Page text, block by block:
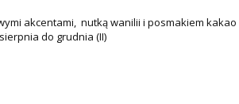
akcentami, nutką wanilii i posmakiem kakao
do grudnia (II)